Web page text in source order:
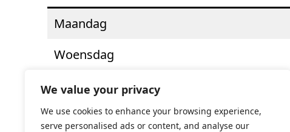
We value your privacy
We use cookies to enhance your browsing experience,
serve personalised ads or content, and analyse our
Maandag
Woensdag